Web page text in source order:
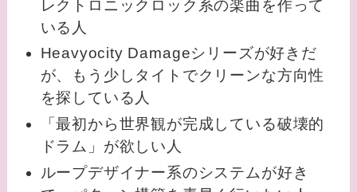
レクトロニックロック系の楽曲を作って
いる人
Heavyocity Damageシリーズが好きだ
が、もう少しタイトでクリーンな方向性
を探している人
「最初から世界観が完成している破壊的
ドラム」が欲しい人
ループデザイナー系のシステムが好き